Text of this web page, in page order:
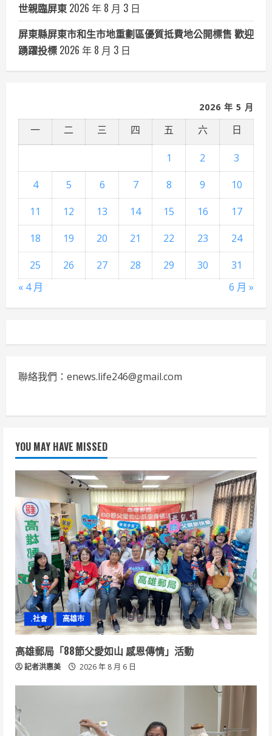
世親臨屏東 2026 年 8 月 3 日
屏東縣屏東市和生市地重劃區優質抵費地公開標售 歡迎
踴躍投標 2026 年 8 月 3 日
2026 年 5 月
一 二 三 四 五 六 日
1 2
3
4
5 6 7 8 9
10
11
12 13 14 15 16
17
18
19 20 21 22 23
24
25
26 27 28 29 30
31
« 4 月
6 月 »
聯絡我們：enews.life246@gmail.com
YOU MAY HAVE MISSED
.社會 高雄市
高雄郵局「88節父愛如山 感恩傳情」活動
記者洪惠美 2026 年 8 月 6 日